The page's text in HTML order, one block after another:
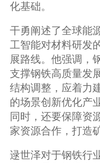
化基础。
干勇阐述了全球能
工智能对材料研发
展路线。他强调，
支撑钢铁高质量发
结构调整，应着力
的场景创新优化产
同时，还要保障资
家资源合作，打造
逯世泽对于钢铁行